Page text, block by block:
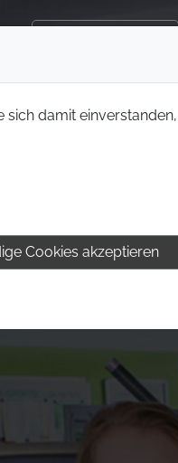
sich damit
Cookies akzeptieren